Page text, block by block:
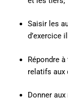
Saisir les
d’exercice
Répondre
relatifs aux
Donner